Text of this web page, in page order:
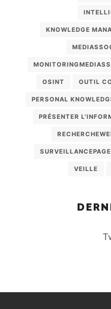
KNOWLEDGE
OSINT OUTIL
PERSONAL
PRÉSENTER
VEILLE